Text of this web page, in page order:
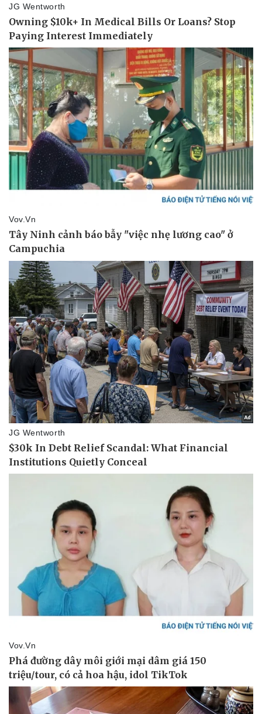
Doanh nghiệp
Thông tin doanh nghiệp
Doanh nghiệp 24h
Doanh nhân
Vì cộng đồng
Công nghệ
Sành điệu
Tin Công nghệ
Trải nghiệm
Chuyển đổi số